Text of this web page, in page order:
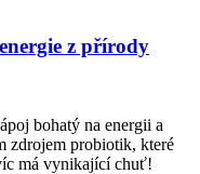
z přírody
bohatý na energii a
zdrojem probiotik, které
má vynikající chuť!